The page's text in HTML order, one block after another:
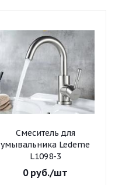
Смеситель для
умывальника Ledeme
L1098-3
0руб./шт